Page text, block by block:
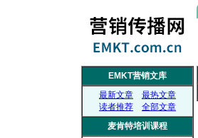
EMKT营销文库
最新文章
最热文章
读者推荐
全部文章
麦肯特培训课程